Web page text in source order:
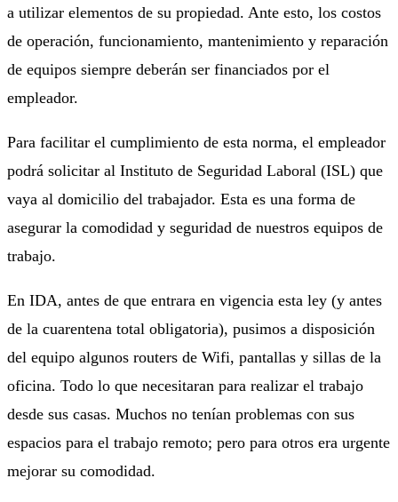
a utilizar elementos de su propiedad. Ante esto, los costos
de operación, funcionamiento, mantenimiento y reparación
de equipos siempre deberán ser financiados por el
empleador.
Para facilitar el cumplimiento de esta norma, el empleador
podrá solicitar al Instituto de Seguridad Laboral (ISL) que
vaya al domicilio del trabajador. Esta es una forma de
asegurar la comodidad y seguridad de nuestros equipos de
trabajo.
En IDA, antes de que entrara en vigencia esta ley (y antes
de la cuarentena total obligatoria), pusimos a disposición
del equipo algunos routers de Wifi, pantallas y sillas de la
oficina. Todo lo que necesitaran para realizar el trabajo
desde sus casas. Muchos no tenían problemas con sus
espacios para el trabajo remoto; pero para otros era urgente
mejorar su comodidad.